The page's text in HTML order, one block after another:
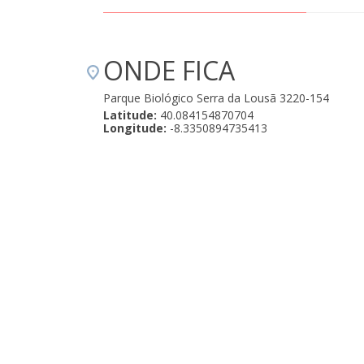
ONDE FICA
Parque Biológico Serra da Lousã 3220-154
Latitude: 40.084154870704
Longitude: -8.3350894735413